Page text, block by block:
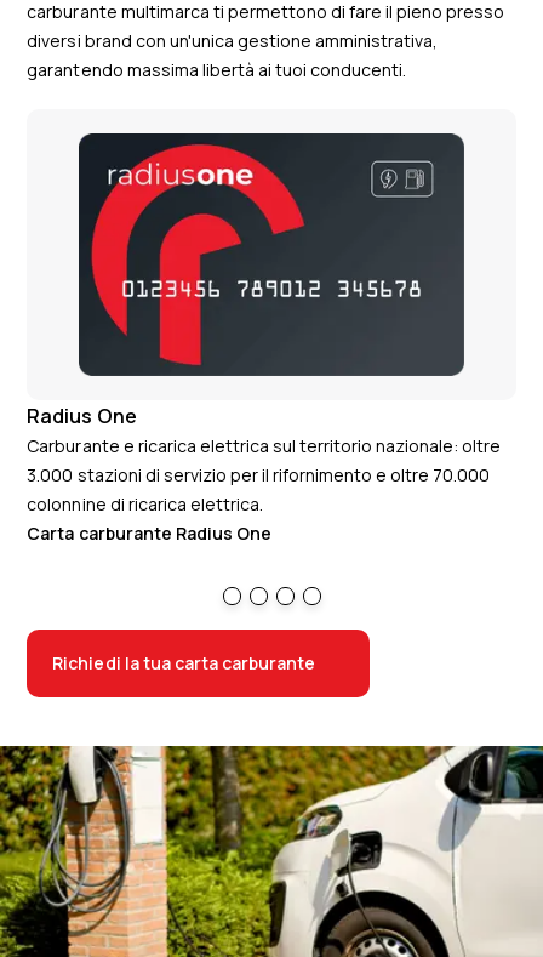
carburante multimarca ti permettono di fare il pieno presso
diversi brand con un'unica gestione amministrativa,
garantendo massima libertà ai tuoi conducenti.
Radius One
Carburante e ricarica elettrica sul territorio nazionale: oltre
3.000 stazioni di servizio per il rifornimento e oltre 70.000
colonnine di ricarica elettrica.
Carta carburante Radius One
Richiedi la tua carta carburante